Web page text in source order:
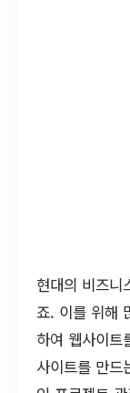
현대의 비즈니
죠. 이를 위해
하여 웹사이트
사이트를 만드